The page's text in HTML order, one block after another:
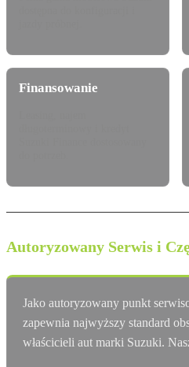
Finansowanie
Autoryzowany Serwis i
Jako autoryzowany punkt
zapewnia najwyższy standard
właścicieli aut marki Suzuki.